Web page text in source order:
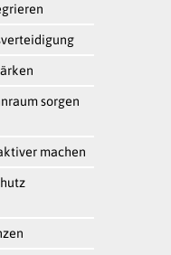
sorgen
machen